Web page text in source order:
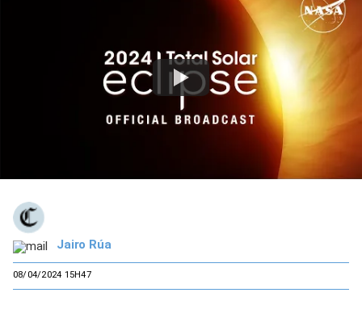
Jairo Rúa
08/04/2024 15H47